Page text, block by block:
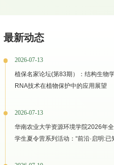
最新动态
2026-07-13
植保名家论坛(第83期）：结构生物
RNA技术在植物保护中的应用展望
2026-07-13
华南农业大学资源环境学院2026年
学生夏令营系列活动：“前沿·启明:已